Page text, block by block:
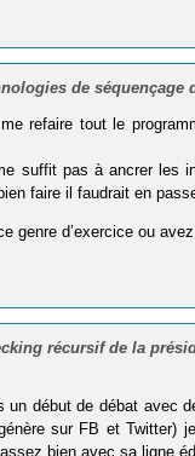
de séquençage
refaire tout le
suffit pas à ancrer les
faire il faudrait en
genre d’exercice ou
récursif de la
un début de débat avec
sur FB et Twitter)
bien avec sa ligne